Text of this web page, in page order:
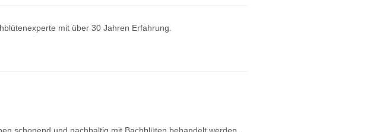
mit über 30 Jahren Erfahrung.